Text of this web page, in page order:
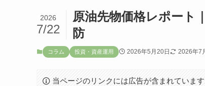
原油先物価格レポート
防
2026
7/22
コラム 投資・資産運用 2026年5月20日 2026年7
当ページのリンクには広告が含まれています